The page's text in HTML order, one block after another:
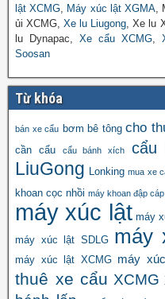
lật XCMG
Máy xúc lật XGMA,
ủi XCMG,Xe lu Liugong , Xe lu
lu Dynapac, Xe cẩu XCMG
Soosan
Từ khóa
bán xe cẩu bơm bê tông cho
cần cẩu cẩu bánh xích cẩu
LiuGong Lonking mua xe
khoan cọc nhồi máy khoan đập cáp
máy xúc lật máy
máy xúc lật SDLG máy
máy xúc lật XCMG máy
thuê xe cẩu XCMG